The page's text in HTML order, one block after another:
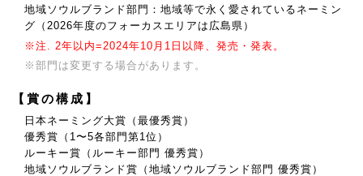
地域ソウルブランド部門：地域等で永く愛されているネーミン
グ（2026年度のフォーカスエリアは広島県）
※注. 2年以内=2024年10月1日以降、発売・発表。
※部門は変更する場合があります。
【賞の構成】
日本ネーミング大賞（最優秀賞）
優秀賞（1〜5各部門第1位）
ルーキー賞（ルーキー部門 優秀賞）
地域ソウルブランド賞（地域ソウルブランド部門 優秀賞）